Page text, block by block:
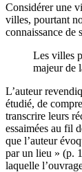
Considérer une
villes, pourtant
connaissance de
Les villes
majeur de
L’auteur
étudié, de
transcrire leurs
essaimées au fil
que l’auteur
par un lieu » (p.
laquelle